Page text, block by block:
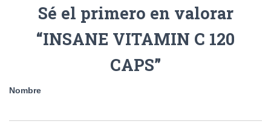
Sé el primero en valorar
“INSANE VITAMIN C 120
CAPS”
Nombre